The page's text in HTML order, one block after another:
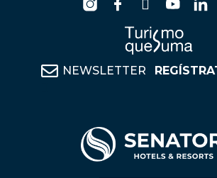
NEWSLETTER